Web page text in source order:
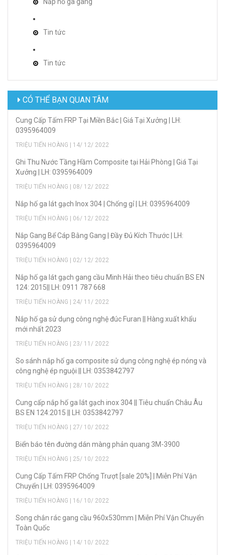
Nắp hố ga gang
Tin tức
Tin tức
CÓ THỂ BẠN QUAN TÂM
Cung Cấp Tấm FRP Tại Miền Bắc | Giá Tại Xưởng | LH:
0395964009
TRIỆU TIẾN HOÀNG | 14/ 12/ 2022
Ghi Thu Nước Tầng Hầm Composite tại Hải Phòng | Giá Tại
Xưởng | LH: 0395964009
TRIỆU TIẾN HOÀNG | 08/ 12/ 2022
Nắp hố ga lát gạch Inox 304 | Chống gỉ | LH: 0395964009
TRIỆU TIẾN HOÀNG | 06/ 12/ 2022
Nắp Gang Bể Cáp Bằng Gang | Đầy Đủ Kích Thước | LH:
0395964009
TRIỆU TIẾN HOÀNG | 02/ 12/ 2022
Nắp hố ga lát gạch gang cầu Minh Hải theo tiêu chuẩn BS EN
124: 2015|| LH: 0911 787 668
TRIỆU TIẾN HOÀNG | 24/ 11/ 2022
Nắp hố ga sử dụng công nghệ đúc Furan || Hàng xuất khẩu
mới nhất 2023
TRIỆU TIẾN HOÀNG | 23/ 11/ 2022
So sánh nắp hố ga composite sử dụng công nghệ ép nóng và
công nghệ ép nguội || LH: 0353842797
TRIỆU TIẾN HOÀNG | 28/ 10/ 2022
Cung cấp nắp hố ga lát gạch inox 304 || Tiêu chuẩn Châu Âu
BS EN 124:2015 || LH: 0353842797
TRIỆU TIẾN HOÀNG | 27/ 10/ 2022
Biển báo tên đường dán màng phản quang 3M-3900
TRIỆU TIẾN HOÀNG | 25/ 10/ 2022
Cung Cấp Tấm FRP Chống Trượt [sale 20%] | Miễn Phí Vận
Chuyển | LH: 0395964009
TRIỆU TIẾN HOÀNG | 16/ 10/ 2022
Song chắn rác gang cầu 960x530mm | Miễn Phí Vận Chuyển
Toàn Quốc
TRIỆU TIẾN HOÀNG | 14/ 10/ 2022